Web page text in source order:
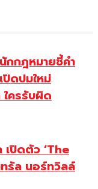
กกฎหมายชี้คำ
ปิดปมใหม่
ใครรับผิด
เปิดตัว ‘The
รัล นอร์ทวิลล์